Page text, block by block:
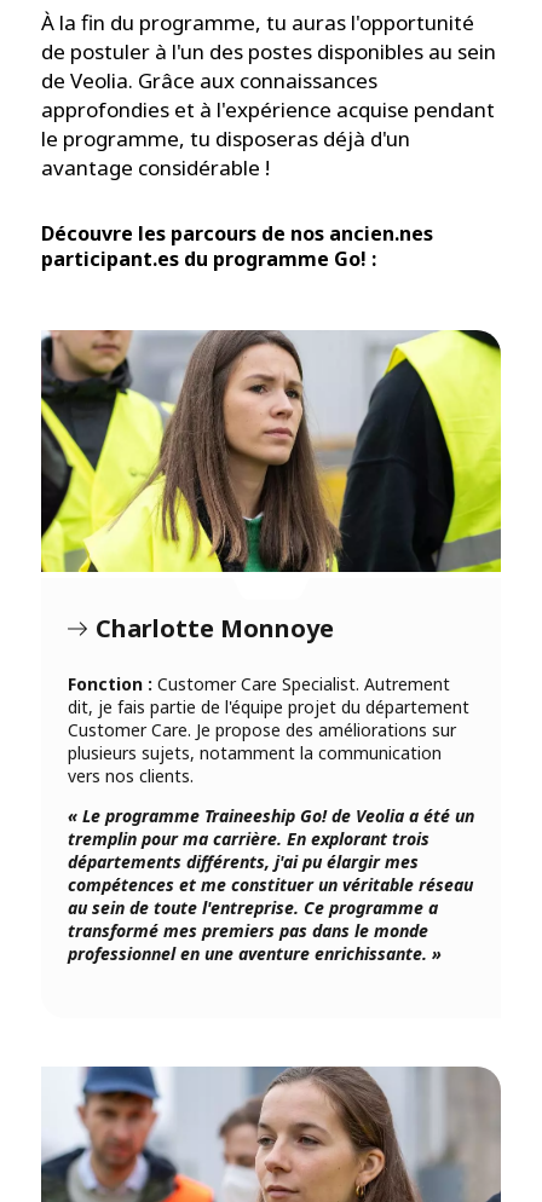
À la fin du programme, tu auras l'opportunité
de postuler à l'un des postes disponibles au sein
de Veolia. Grâce aux connaissances
approfondies et à l'expérience acquise pendant
le programme, tu disposeras déjà d'un
avantage considérable !
Découvre les parcours de nos ancien.nes
participant.es du programme Go! :
Charlotte Monnoye
Fonction : Customer Care Specialist. Autrement
dit, je fais partie de l'équipe projet du département
Customer Care. Je propose des améliorations sur
plusieurs sujets, notamment la communication
vers nos clients.
« Le programme Traineeship Go! de Veolia a été un
tremplin pour ma carrière. En explorant trois
départements différents, j'ai pu élargir mes
compétences et me constituer un véritable réseau
au sein de toute l'entreprise. Ce programme a
transformé mes premiers pas dans le monde
professionnel en une aventure enrichissante. »